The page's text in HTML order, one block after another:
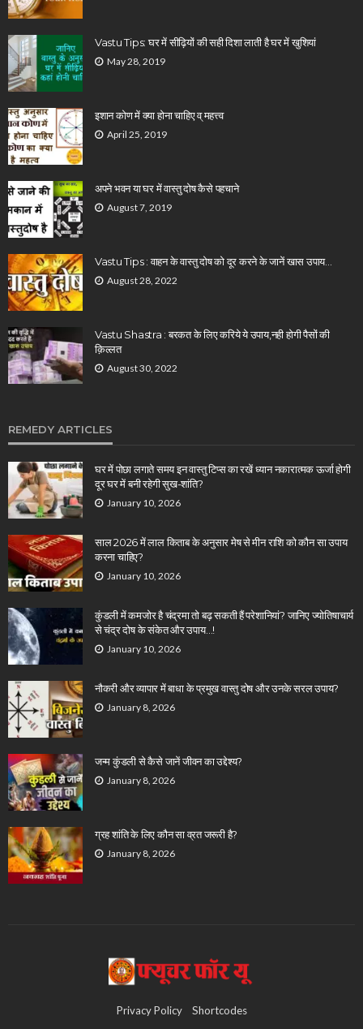
Vastu Tips: घर में सीढ़ियों की सही दिशा लाती है घर में खुशियां
May 28, 2019
इशान कोण में क्या होना चाहिए व् महत्त्व
April 25, 2019
अपने भवन या घर में वास्तु दोष कैसे पहचाने
August 7, 2019
Vastu Tips : वाहन के वास्तु दोष को दूर करने के जानें खास उपाय…
August 28, 2022
Vastu Shastra : बरकत के लिए करिये ये उपाय,नही होगी पैसों की
क़िल्लत
August 30, 2022
REMEDY ARTICLES
घर में पोछा लगाते समय इन वास्तु टिप्स का रखें ध्यान नकारात्मक ऊर्जा होगी
दूर घर में बनी रहेगी सुख-शांति?
January 10, 2026
साल 2026 में लाल किताब के अनुसार मेष से मीन राशि को कौन सा उपाय
करना चाहिए?
January 10, 2026
कुंडली में कमजोर है चंद्रमा तो बढ़ सकती हैं परेशानियां? जानिए ज्योतिषाचार्य
से चंद्र दोष के संकेत और उपाय…!
January 10, 2026
नौकरी और व्यापार में बाधा के प्रमुख वास्तु दोष और उनके सरल उपाय?
January 8, 2026
जन्म कुंडली से कैसे जानें जीवन का उद्देश्य?
January 8, 2026
ग्रह शांति के लिए कौन सा व्रत जरूरी है?
January 8, 2026
Privacy Policy Shortcodes